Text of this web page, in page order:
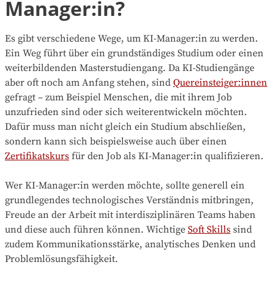
Manager:in?
Es gibt verschiedene Wege, um KI-Manager:in zu werden.
Ein Weg führt über ein grundständiges Studium oder einen
weiterbildenden Masterstudiengang. Da KI-Studiengänge
aber oft noch am Anfang stehen, sind Quereinsteiger:innen
gefragt – zum Beispiel Menschen, die mit ihrem Job
unzufrieden sind oder sich weiterentwickeln möchten.
Dafür muss man nicht gleich ein Studium abschließen,
sondern kann sich beispielsweise auch über einen
Zertifikatskurs für den Job als KI-Manager:in qualifizieren.
Wer KI-Manager:in werden möchte, sollte generell ein
grundlegendes technologisches Verständnis mitbringen,
Freude an der Arbeit mit interdisziplinären Teams haben
und diese auch führen können. Wichtige Soft Skills sind
zudem Kommunikationsstärke, analytisches Denken und
Problemlösungsfähigkeit.